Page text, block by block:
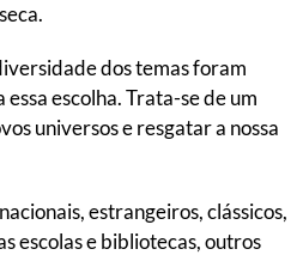
dos temas foram
escolha. Trata-se de um
universos e resgatar a nossa
estrangeiros, clássicos,
escolas e bibliotecas, outros